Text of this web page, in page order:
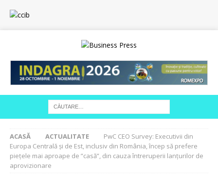
ACASĂ ACTUALITATE
PwC CEO Survey: Executivii din
Europa Centrală și de Est, inclusiv din România, încep să prefere
piețele mai aproape de ”casă”, din cauza întreruperii lanțurilor de
aprovizionare